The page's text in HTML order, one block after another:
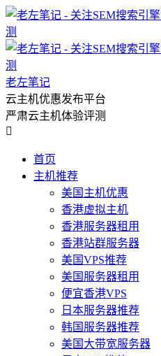
老左笔记
云主机优惠发布平台
严肃云主机体验评测

首页
主机推荐
美国主机优惠
香港虚拟主机
香港服务器租用
香港站群服务器
美国VPS推荐
美国服务器租用
便宜香港VPS
日本服务器推荐
韩国服务器推荐
美国大带宽服务器